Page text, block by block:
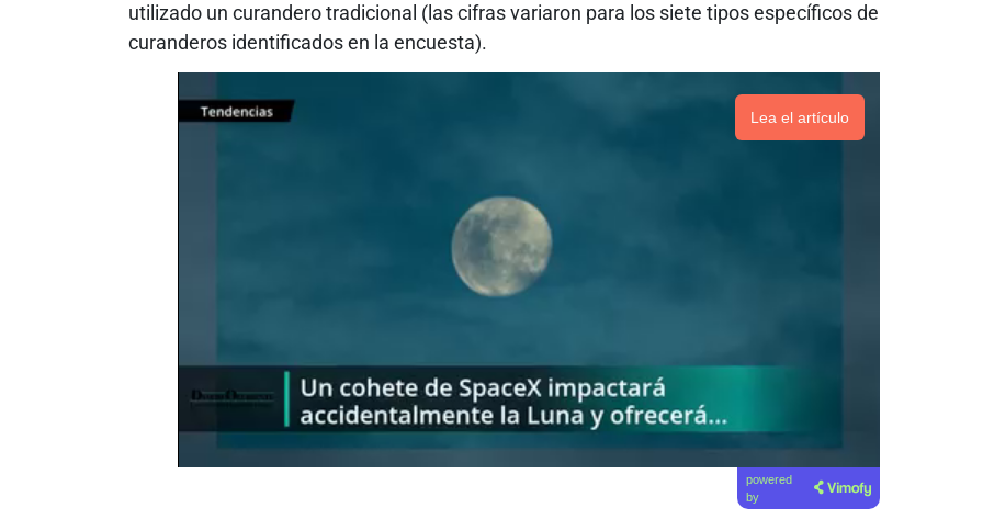
utilizado un curandero tradicional (las cifras variaron para los siete tipos específicos de
curanderos identificados en la encuesta).
Lea el artículo
powered
by